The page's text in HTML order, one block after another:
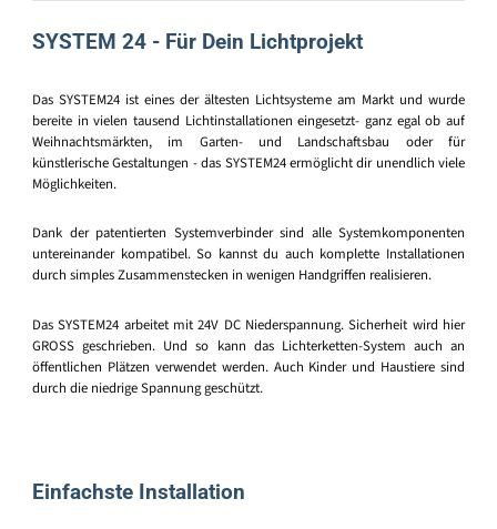
SYSTEM 24 - Für Dein Lichtprojekt
Das SYSTEM24 ist eines der ältesten Lichtsysteme am Markt und wurde
bereite in vielen tausend Lichtinstallationen eingesetzt- ganz egal ob auf
Weihnachtsmärkten, im Garten- und Landschaftsbau oder für
künstlerische Gestaltungen - das SYSTEM24 ermöglicht dir unendlich viele
Möglichkeiten.
Dank der patentierten Systemverbinder sind alle Systemkomponenten
untereinander kompatibel. So kannst du auch komplette Installationen
durch simples Zusammenstecken in wenigen Handgriffen realisieren.
Das SYSTEM24 arbeitet mit 24V DC Niederspannung. Sicherheit wird hier
GROSS geschrieben. Und so kann das Lichterketten-System auch an
öffentlichen Plätzen verwendet werden. Auch Kinder und Haustiere sind
durch die niedrige Spannung geschützt.
Einfachste Installation